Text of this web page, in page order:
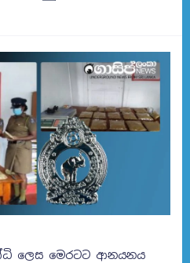
ලෙස මෙරටට ආනයනය